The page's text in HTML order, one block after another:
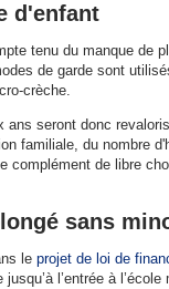
d'enfant
tenu du manque de
de garde sont
crèche.
ans seront donc
familiale, du nombre
complément de libre
sans
le projet de loi de
l’entrée à l’école